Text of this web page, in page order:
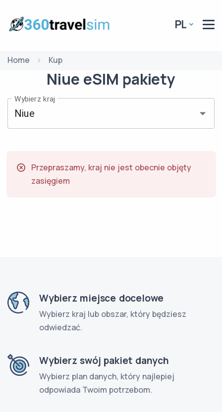
PL
Home Kup
Niue eSIM pakiety
Wybierz kraj
Przepraszamy, kraj nie jest obecnie objęty
zasięgiem
Wybierz miejsce docelowe
Wybierz kraj lub obszar, który będziesz
odwiedzać.
Wybierz swój pakiet danych
Wybierz plan danych, który najlepiej
odpowiada Twoim potrzebom.